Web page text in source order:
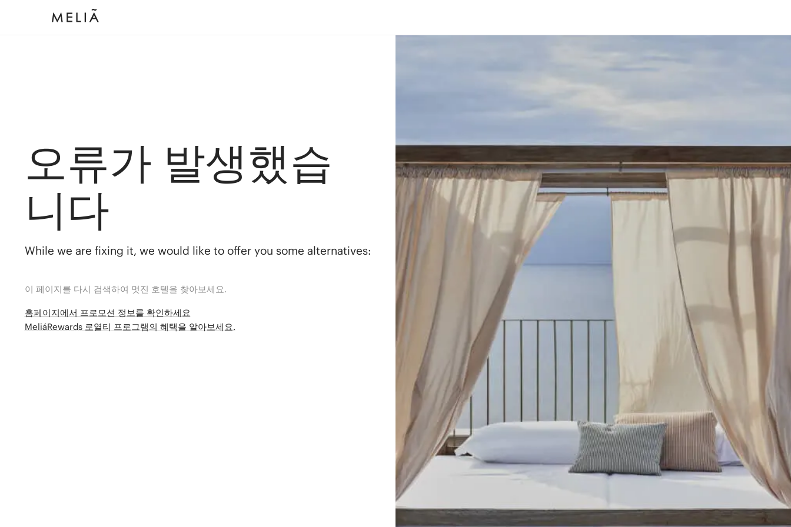
오류가 발생했습
니다
While we are fixing it, we would like to offer you some alternatives:
이 페이지를 다시 검색하여 멋진 호텔을 찾아보세요.
홈페이지에서 프로모션 정보를 확인하세요
MeliáRewards 로열티 프로그램의 혜택을 알아보세요.